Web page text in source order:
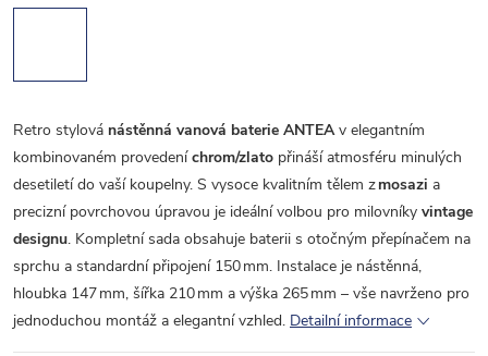
Retro stylová nástěnná vanová baterie ANTEAv elegantním
kombinovaném provedeníchrom/zlato přináší atmosféru minulých
desetiletí do vaší koupelny. S vysoce kvalitním tělem zmosazi a
precizní povrchovou úpravou je ideální volbou pro milovníky vintage
designu. Kompletní sada obsahuje baterii s otočným přepínačem na
sprchu a standardní připojení 150 mm. Instalace je nástěnná,
hloubka 147 mm, šířka 210 mm a výška 265 mm – vše navrženo pro
jednoduchou montáž a elegantní vzhled. Detailní informace